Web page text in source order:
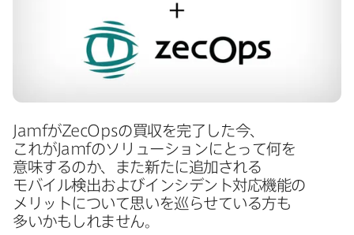
JamfがZecOpsの​買収を​完了した​今、​
これがJamfの​ソリューションに​とって​何を​
意味するのか、​また​新たに​追加される​
モバイル検出および​インシデント対応機能の​
メリットに​ついて​思いを​巡らせている​方も​
多いかもしれません。